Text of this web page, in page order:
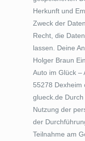
Herkunft und
Zweck der
Recht, die
lassen. Deine
Holger Braun
Auto im Glück –
55278 Dexheim
glueck.de
Nutzung der
der
Teilnahme am